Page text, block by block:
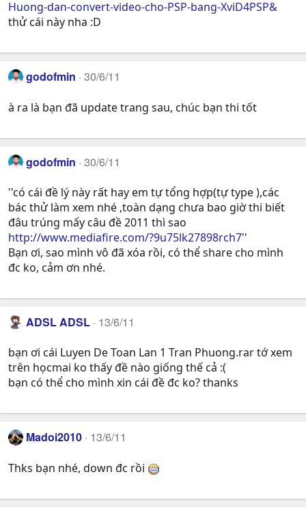
Huong-dan-convert-video-cho-PSP-bang-XviD4PSP&
thử cái này nha :D
godofmin 30/6/11
à ra là bạn đã update trang sau, chúc bạn thi tốt
godofmin 30/6/11
''có cái đề lý này rất hay em tự tổng hợp(tự type ),các
bác thử làm xem nhé ,toàn dạng chưa bao giờ thi biết
đâu trúng mấy câu đề 2011 thì sao
http://www.mediafire.com/?9u75lk27898rch7''
Bạn ơi, sao mình vô đã xóa rồi, có thể share cho mình
đc ko, cảm ơn nhé.
ADSL ADSL 13/6/11
bạn ơi cái Luyen De Toan Lan 1 Tran Phuong.rar tớ xem
trên họcmai ko thấy đề nào giống thế cả :(
bạn có thể cho mình xin cái đề đc ko? thanks
Madoi2010 13/6/11
Thks bạn nhé, down đc rồi